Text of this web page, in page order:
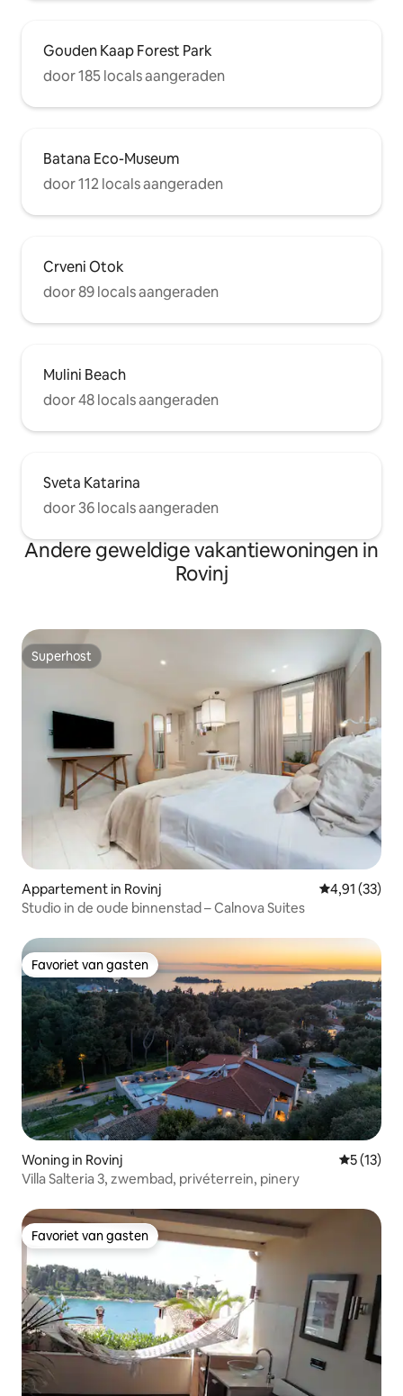
Gouden Kaap Forest Park
door 185 locals aangeraden
Batana Eco-Museum
door 112 locals aangeraden
Crveni Otok
door 89 locals aangeraden
Mulini Beach
door 48 locals aangeraden
Sveta Katarina
door 36 locals aangeraden
Andere geweldige vakantiewoningen in
Rovinj
Superhost
Superhost
Appartement in Rovinj Gemiddelde
4,91 (33)
Studio in de oude binnenstad – Calnova Suites
Favoriet van gasten
Favoriet van gasten
Woning in Rovinj
5 (13)
Villa Salteria 3, zwembad, privéterrein, pinery
Favoriet van gasten
Favoriet van gasten